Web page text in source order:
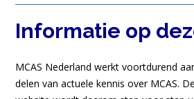
Informatie op
MCAS Nederland werkt voortdurend
delen van actuele kennis over MCAS.